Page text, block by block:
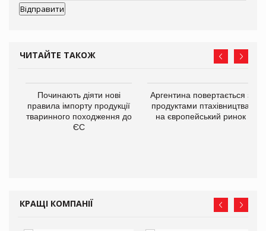
ЧИТАЙТЕ ТАКОЖ
Починають діяти нові
правила імпорту продукції
тваринного походження до
ЄС
Аргентина повертається з
продуктами птахівництва
на європейський ринок
КРАЩІ КОМПАНІЇ